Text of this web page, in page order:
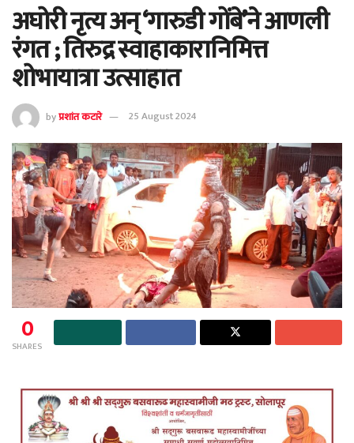
अघोरी नृत्य अन् ‘गारुडी गोंबे’ने आणली
रंगत ; तिरुद्र स्वाहाकारानिमित्त
शोभायात्रा उत्साहात
byप्रशांत कटारे 25 August 2024
0
SHARES